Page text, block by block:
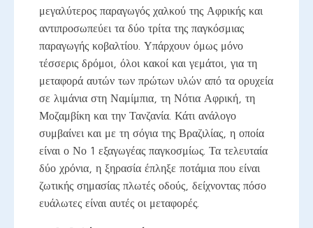
μεγαλύτερος παραγωγός χαλκού της Αφρικής και
αντιπροσωπεύει τα δύο τρίτα της παγκόσμιας
παραγωγής κοβαλτίου. Υπάρχουν όμως μόνο
τέσσερις δρόμοι, όλοι κακοί και γεμάτοι, για τη
μεταφορά αυτών των πρώτων υλών από τα ορυχεία
σε λιμάνια στη Ναμίμπια, τη Νότια Αφρική, τη
Μοζαμβίκη και την Τανζανία. Κάτι ανάλογο
συμβαίνει και με τη σόγια της Βραζιλίας, η οποία
είναι ο Νο 1 εξαγωγέας παγκοσμίως. Τα τελευταία
δύο χρόνια, η ξηρασία έπληξε ποτάμια που είναι
ζωτικής σημασίας πλωτές οδούς, δείχνοντας πόσο
ευάλωτες είναι αυτές οι μεταφορές.